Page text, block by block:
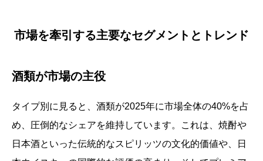
市場を牽引する主要なセグメントとトレンド
酒類が市場の主役
タイプ別に見ると、酒類が2025年に市場全体の40%を占
め、圧倒的なシェアを維持しています。これは、焼酎や
日本酒といった伝統的なスピリッツの文化的価値や、日